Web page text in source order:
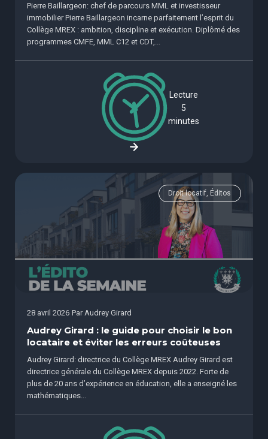
Pierre Baillargeon: chef de parcours MML et investisseur
immobilier Pierre Baillargeon incarne parfaitement l’esprit du
Collège MREX : ambition, discipline et exécution. Diplômé des
programmes CMFE, MML C12 et CDT,...
Lecture
5
minutes
Droit locatif, Éditos
28 avril 2026 Par Audrey Girard
Audrey Girard : le guide pour choisir le bon
locataire et éviter les erreurs coûteuses
Audrey Girard: directrice du Collège MREX Audrey Girard est
directrice générale du Collège MREX depuis 2022. Forte de
plus de 20 ans d’expérience en éducation, elle a enseigné les
mathématiques...